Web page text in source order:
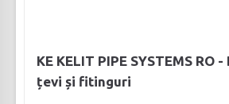
KE KELIT PIPE SYSTEMS RO
țevi și fitinguri